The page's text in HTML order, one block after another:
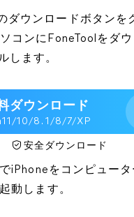
ダウンロードボタンを
コンにFoneToolをダ
します。
ダウンロード
10/8. 1/8/7/XP
安全ダウンロード
iPhoneをコンピュータ
動します。